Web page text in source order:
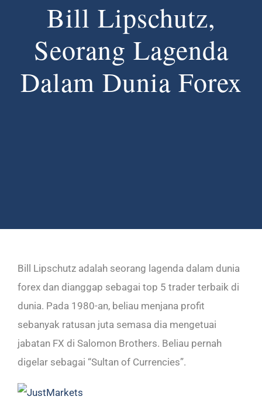
Tentang Kami
Hubungi Kami
Bill Lipschutz,
Seorang Lagenda
Dalam Dunia Forex
Bill Lipschutz adalah seorang lagenda dalam dunia
forex dan dianggap sebagai top 5 trader terbaik di
dunia. Pada 1980-an, beliau menjana profit
sebanyak ratusan juta semasa dia mengetuai
jabatan FX di Salomon Brothers. Beliau pernah
digelar sebagai “Sultan of Currencies”.